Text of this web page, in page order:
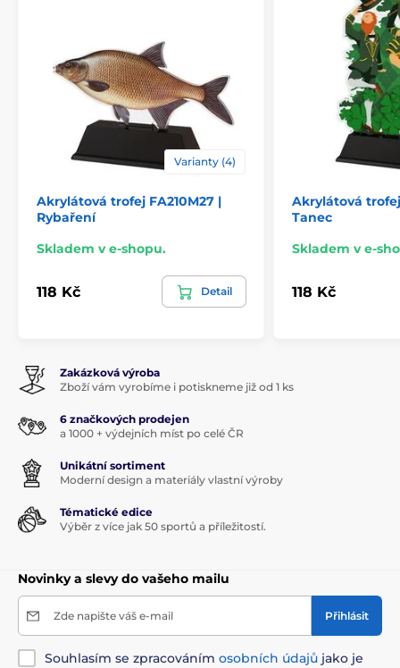
Varianty (4)
Akrylátová trofej FA210M27 |
Rybaření
Skladem v e-shopu.
118 Kč Detail
Akrylátová trofej
Tanec
Skladem v e-
118 Kč
Zakázková výroba
Zboží vám vyrobíme i potiskneme již od 1 ks
6 značkových prodejen
a 1000 + výdejních míst po celé ČR
Unikátní sortiment
Moderní design a materiály vlastní výroby
Tématické edice
Výběr z více jak 50 sportů a příležitostí.
Novinky a slevy do vašeho mailu
Zde napište váš e-mail Přihlásit
Souhlasím se zpracováním osobních údajů jako je